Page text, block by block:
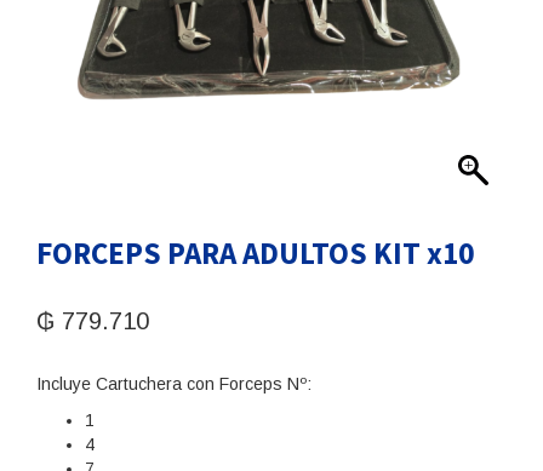
FORCEPS PARA ADULTOS KIT x10
₲ 779.710
Incluye Cartuchera con Forceps Nº:
1
4